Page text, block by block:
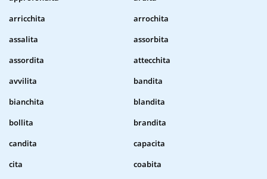
arricchita
arrochita
assalita
assorbita
assordita
attecchita
avvilita
bandita
bianchita
blandita
bollita
brandita
candita
capacita
cita
coabita